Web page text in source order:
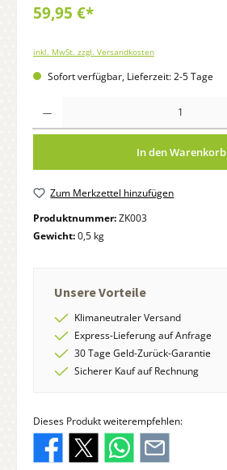
59,95 €*
inkl. MwSt. zzgl. Versandkosten
Sofort verfügbar, Lieferzeit: 2-5 Tage
In den Warenkorb
Zum Merkzettel hinzufügen
Produktnummer:ZK003
Gewicht:0,5 kg
Unsere Vorteile
Klimaneutraler Versand
Express-Lieferung auf Anfrage
30 Tage Geld-Zurück-Garantie
Sicherer Kauf auf Rechnung
Dieses Produkt weiterempfehlen: